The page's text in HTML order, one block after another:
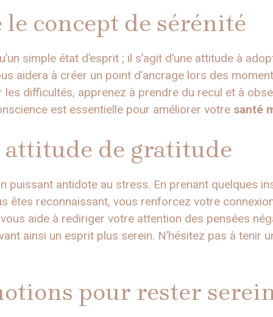
concept de sérénité
simple état d’esprit ; il s’agit d’une attitude à
aidera à créer un point d’ancrage lors des
difficultés, apprenez à prendre du recul et à
est essentielle pour améliorer votre santé
de gratitude
puissant antidote au stress. En prenant quelques
êtes reconnaissant, vous renforcez votre
aide à rediriger votre attention des pensées
ainsi un esprit plus serein. N’hésitez pas à tenir
pour rester